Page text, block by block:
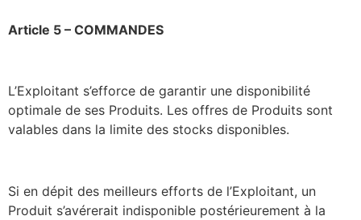
Article 5 – COMMANDES
L’Exploitant s’efforce de garantir une disponibilité
optimale de ses Produits. Les offres de Produits sont
valables dans la limite des stocks disponibles.
Si en dépit des meilleurs efforts de l’Exploitant, un
Produit s’avérerait indisponible postérieurement à la